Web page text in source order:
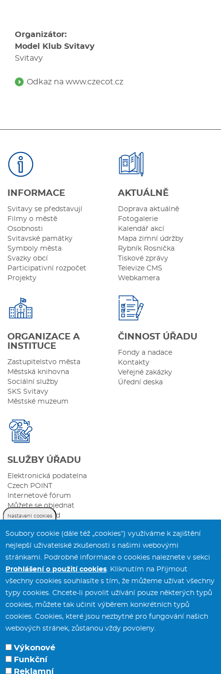
Organizátor:
Model Klub Svitavy
Svitavy
Odkaz na www.czecot.cz
INFORMACE
Svitavy se představují
Filmy o městě
Osobnosti
Svitavské památky
Symboly města
Svazky obcí
Participativní rozpočet
Projekty
AKTUÁLNĚ
Doprava aktuálně
Fotogalerie
Kalendář akcí
Mapa zimní údržby
Rybník Rosnička
Tiskové zprávy
Televize CMS
Webkamera
ORGANIZACE A
INSTITUCE
Zastupitelstvo města
Městská knihovna
Sociální služby
SKS Svitavy
Městské muzeum
ČINNOST ÚŘADU
Fondy a nadace
Kontakty
Veřejné zakázky
Úřední deska
SLUŽBY ÚŘADU
Elektronická podatelna
Czech POINT
Internetové fórum
Můžete se objednat
Sazebník úhrad
Městský úřad Svitavy
T. G. Masaryka 5/35
568 02 Svitavy
tel.: 461 550 211
fax:461 532 141
Nastavení cookies
Soubory cookie (dále též „cookies“) využíváme k zajištění
nejlepší uživatelské zkušenosti s našimi webovými
stránkami. Podrobné informace o cookies naleznete v sekci
Prohlášení o použití cookies. Kliknutím na Přijmout
všechny cookies souhlasíte s tím, že můžeme užívat všechny
typy cookies. Chcete-li povolit užívání pouze některých typů
cookies, můžete tak učinit výběrem konkrétních typů
cookies. Cookies, které jsou nezbytné pro fungování našich
webových stránek, zůstanou vždy povoleny.
Výkonové
Funkční
Reklamní